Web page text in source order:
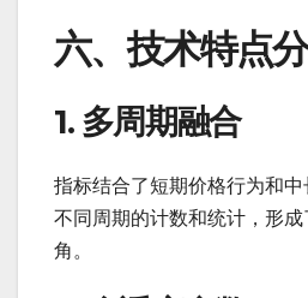
六、技术特点
1. 多周期融合
指标结合了短期价格行为和
不同周期的计数和统计，形
角。